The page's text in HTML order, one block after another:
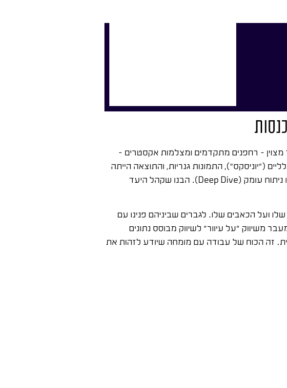
מצוין – רחפנים מתקדמים ומצלמות אקסטרים –
("יוניסקס"), התמונות גנריות, והתוצאה הייתה
ברורה: שריפת תקציב ולידים לא רלוונטיים. יוסי היה קרוב לסגירה. כשנכנסתי לתמונה, עצרנו הכל וביצענו ניתוח עומק (Deep Dive). הבנו שקהל היעד
ועל הכאבים שלו. לגברים שביניהם פנינו עם
משיווק "על עיוור" לשיווק מבוסס נתונים
לייצר מכירות בצורה עקבית. זה הכוח של עבודה עם מומחה שיודע לזהות את